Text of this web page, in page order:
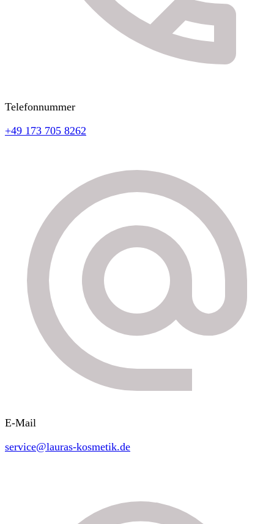
Telefonnummer
+49 173 705 8262
E-Mail
service@lauras-kosmetik.de